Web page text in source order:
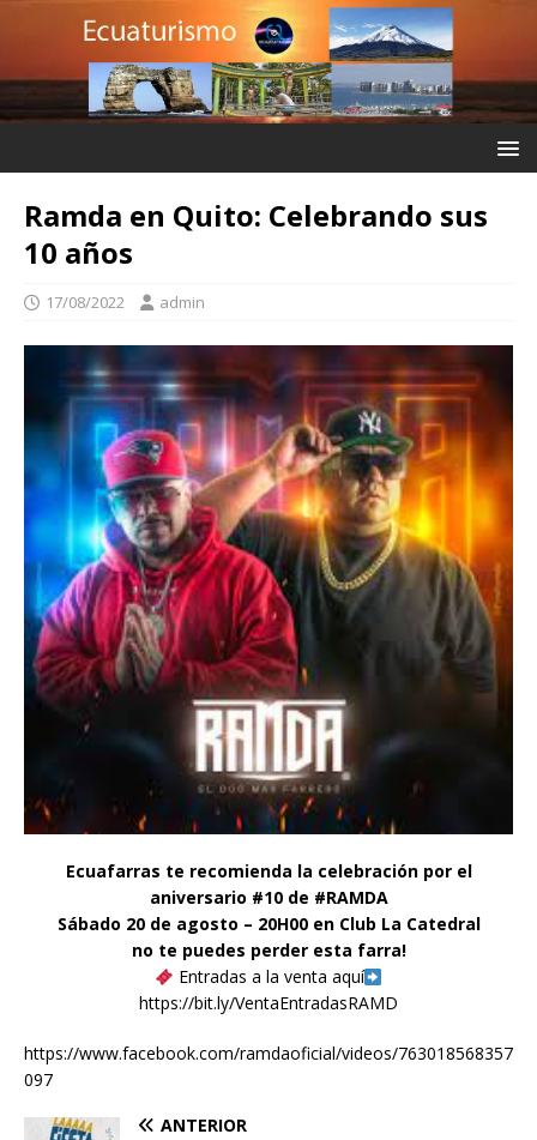
Ramda en Quito: Celebrando sus
10 años
17/08/2022 admin
Ecuafarras te recomienda la celebración por el
aniversario #10 de #RAMDA
Sábado 20 de agosto – 20H00 en Club La Catedral
no te puedes perder esta farra!
Entradas a la venta aquí
https://bit.ly/VentaEntradasRAMD
https://www.facebook.com/ramdaoficial/videos/763018568357
097
ANTERIOR